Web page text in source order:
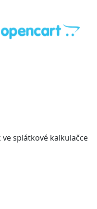
splátkové kalkulačce